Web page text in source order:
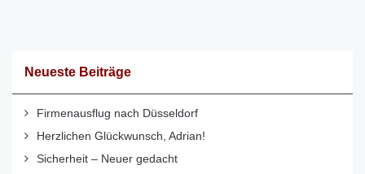
Neueste Beiträge
Firmenausflug nach Düsseldorf
Herzlichen Glückwunsch, Adrian!
Sicherheit – Neuer gedacht